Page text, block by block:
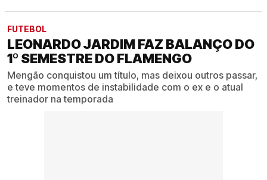
FUTEBOL
LEONARDO JARDIM FAZ BALANÇO DO
1º SEMESTRE DO FLAMENGO
Mengão conquistou um título, mas deixou outros passar,
e teve momentos de instabilidade com o ex e o atual
treinador na temporada